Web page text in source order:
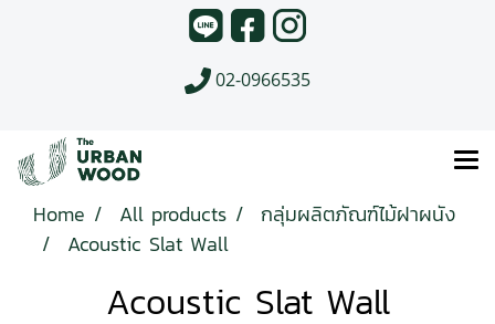
02-0966535
Home All products
กลุ่มผลิตภัณฑ์ไม้ฝาผนัง
Acoustic Slat Wall
Acoustic Slat Wall